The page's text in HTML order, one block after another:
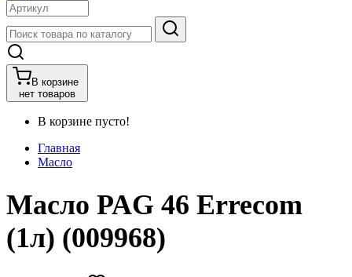
В корзине
нет товаров
В корзине пусто!
Главная
Масло
Масло PAG 46 Errecom
(1л) (009968)